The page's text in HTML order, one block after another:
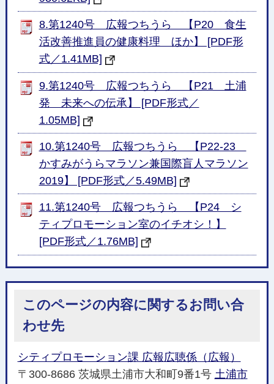
8.第1240号 広報つちうら 【P20 食生
活改善推進員の健康料理 ほか】 [PDF形
式／1.41MB]
9.第1240号 広報つちうら 【P21 土浦
発 未来への伝承】 [PDF形式／
1.05MB]
10.第1240号 広報つちうら 【P22-23
かすみがうらマラソン兼国際盲人マラソン
2019】 [PDF形式／5.49MB]
11.第1240号 広報つちうら 【P24 シ
ティプロモーション室のイチオシ！】
[PDF形式／1.76MB]
このページの内容に関するお問い合
わせ先
シティプロモーション課 広報広聴係（広報）
〒300-8686 茨城県土浦市大和町9番1号 土浦市